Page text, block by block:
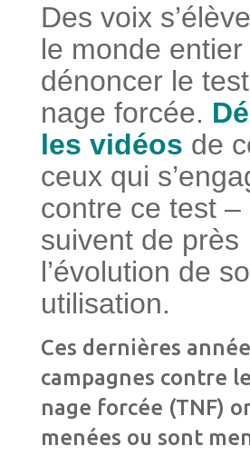
Des voix
le monde entier
dénoncer le
nage forcée.
les vidéos de
ceux qui
contre ce test –
suivent de près
l’évolution de
utilisation.
Ces dernières
campagnes contre
nage forcée (TNF)
menées ou sont